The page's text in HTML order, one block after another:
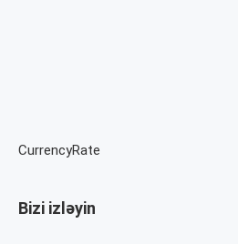
CurrencyRate
Bizi izləyin